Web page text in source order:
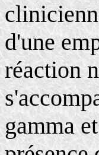
d'une
réaction
gamma